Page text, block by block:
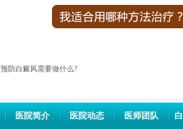
预防白癜风需要做什么?
医院简介 医院动态 医师团队